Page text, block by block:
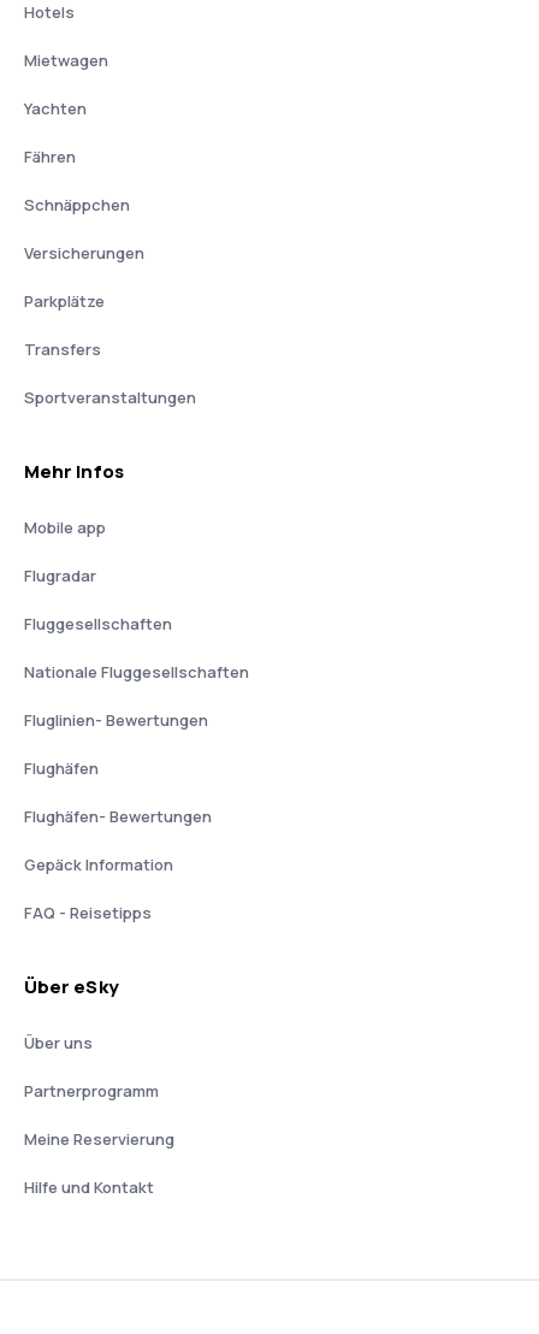
Hotels
Mietwagen
Yachten
Fähren
Schnäppchen
Versicherungen
Parkplätze
Transfers
Sportveranstaltungen
Mehr Infos
Mobile app
Flugradar
Fluggesellschaften
Nationale Fluggesellschaften
Fluglinien- Bewertungen
Flughäfen
Flughäfen- Bewertungen
Gepäck Information
FAQ - Reisetipps
Über eSky
Über uns
Partnerprogramm
Meine Reservierung
Hilfe und Kontakt